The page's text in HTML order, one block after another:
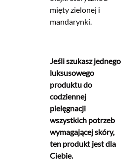
mięty zielonej i
mandarynki.
Jeśli szukasz jednego
luksusowego
produktu do
codziennej
pielęgnacji
wszystkich potrzeb
wymagającej skóry,
ten produkt jest dla
Ciebie.